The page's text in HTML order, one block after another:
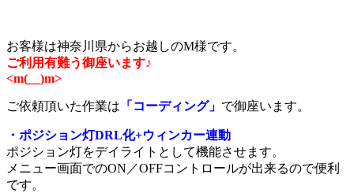
お客様は神奈川県からお越しのM様です。
ご利用有難う御座います♪
<m(__)m>
ご依頼頂いた作業は 「コーディング」 で御座います。
・ポジション灯DRL化+ウィンカー連動
ポジション灯をデイライトとして機能させます。
メニュー画面でのON／OFFコントロールが出来るので便利
です。